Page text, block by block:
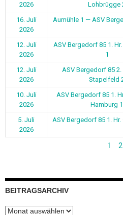
2026
Lohbrügge
16. Juli
2026
Aumühle 1 — ASV
12. Juli
2026
ASV Bergedorf 85 1.
1
12. Juli
2026
ASV Bergedorf 85 2.
Stapelfeld
10. Juli
2026
ASV Bergedorf 85 1.
Hamburg 1
5. Juli
2026
ASV Bergedorf 85 1.
1 2
BEITRAGSARCHIV
Beitragsarchiv